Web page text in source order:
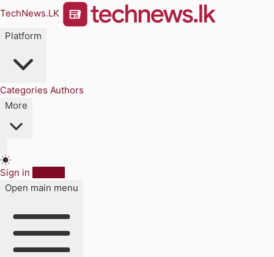
TechNews.LK
Platform
Categories Authors
More
Sign in
Open main menu